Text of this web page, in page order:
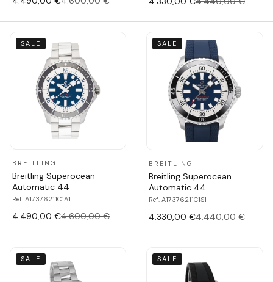
SALE
BREITLING
Breitling Superocean
Automatic 44
Ref. A17376211C1A1
4.490,00 €4.600,00 €
SALE
BREITLING
Breitling Superocean
Automatic 44
Ref. A17376211C1S1
4.330,00 €4.440,00 €
SALE SALE